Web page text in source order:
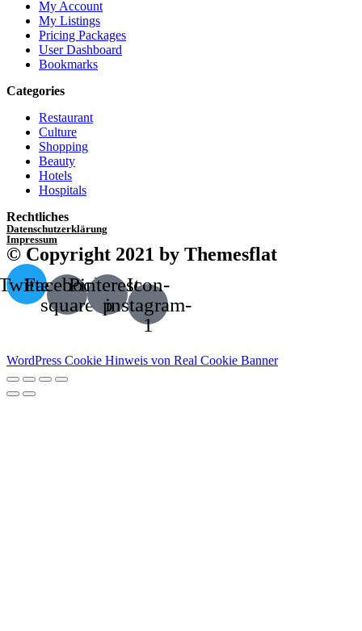
My Account
My Listings
Pricing Packages
User Dashboard
Bookmarks
Categories
Restaurant
Culture
Shopping
Beauty
Hotels
Hospitals
Rechtliches
Datenschutzerklärung
Impressum
© Copyright 2021 by Themesflat
Facebook-
square
Pinterest-
p
Icon-
instagram-
1
WordPress Cookie Hinweis von Real Cookie Banner